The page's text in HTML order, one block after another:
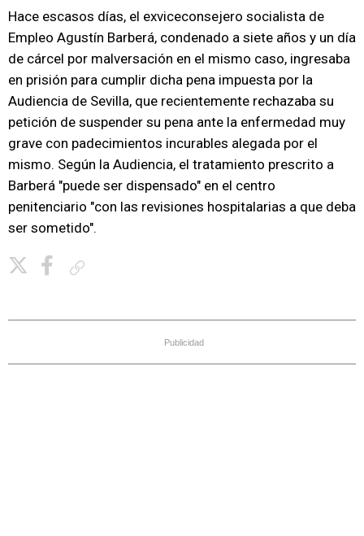
Hace escasos días, el exviceconsejero socialista de
Empleo Agustín Barberá, condenado a siete años y un día
de cárcel por malversación en el mismo caso, ingresaba
en prisión para cumplir dicha pena impuesta por la
Audiencia de Sevilla, que recientemente rechazaba su
petición de suspender su pena ante la enfermedad muy
grave con padecimientos incurables alegada por el
mismo. Según la Audiencia, el tratamiento prescrito a
Barberá "puede ser dispensado" en el centro
penitenciario "con las revisiones hospitalarias a que deba
ser sometido".
Publicidad